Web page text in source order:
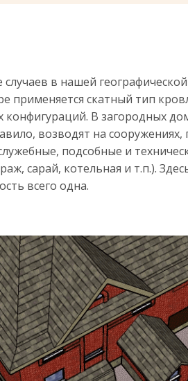
в нашей
применяется скатный тип
конфигураций. В загородных
возводят на сооружениях,
подсобные и
сарай, котельная и т.п.).
всего одна.